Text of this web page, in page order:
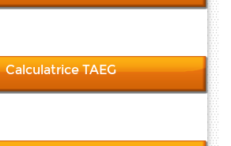
Calculatrice TAEG